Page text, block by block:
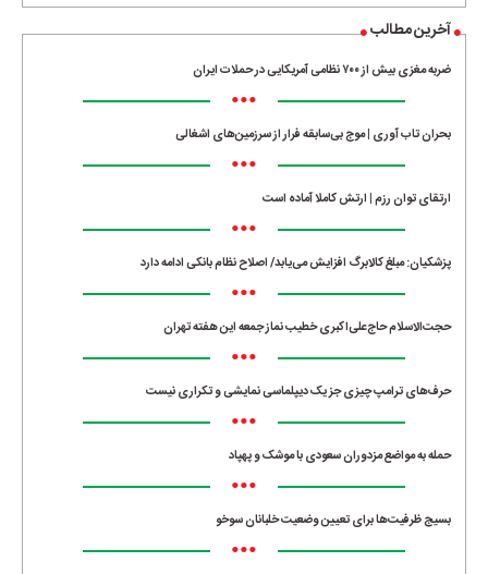
آخرین مطالب
ضربه مغزی بیش از ۷۰۰ نظامی آمریکایی در حملات ایران
•••
بحران تاب آوری | موج بی‌سابقه فرار از سرزمین‌های اشغالی
•••
ارتقای توان رزم | ارتش کاملا آماده است
•••
پزشکیان: مبلغ کالابرگ افزایش می‌یابد/ اصلاح نظام بانکی ادامه دارد
•••
حجت‌الاسلام حاج‌علی‌اکبری خطیب نماز جمعه این هفته تهران
•••
حرف‌های ترامپ چیزی جز یک دیپلماسی نمایشی و تکراری نیست
•••
حمله به مواضع مزدوران سعودی با موشک و پهپاد
•••
بسیج ظرفیت‌ها برای تعیین وضعیت خلبانان سوخو
•••